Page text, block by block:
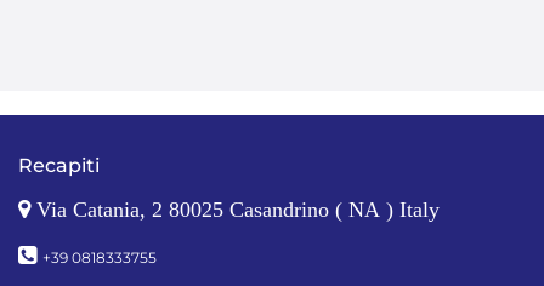
Recapiti
Via Catania, 2 80025 Casandrino ( NA ) Italy
+39 0818333755